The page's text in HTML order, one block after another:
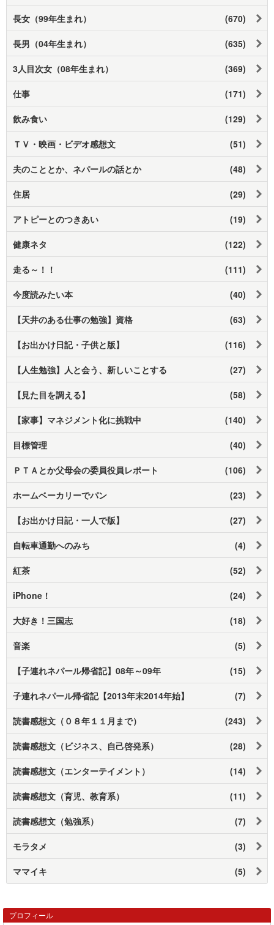
長女（99年生まれ） (670)
長男（04年生まれ） (635)
3人目次女（08年生まれ） (369)
仕事 (171)
飲み食い (129)
ＴＶ・映画・ビデオ感想文 (51)
夫のこととか、ネパールの話とか (48)
住居 (29)
アトピーとのつきあい (19)
健康ネタ (122)
走る～！！ (111)
今度読みたい本 (40)
【天井のある仕事の勉強】資格 (63)
【お出かけ日記・子供と版】 (116)
【人生勉強】人と会う、新しいことする (27)
【見た目を調える】 (58)
【家事】マネジメント化に挑戦中 (140)
目標管理 (40)
ＰＴＡとか父母会の委員役員レポート (106)
ホームベーカリーでパン (23)
【お出かけ日記・一人で版】 (27)
自転車通勤へのみち (4)
紅茶 (52)
iPhone！ (24)
大好き！三国志 (18)
音楽 (5)
【子連れネパール帰省記】08年～09年 (15)
子連れネパール帰省記【2013年末2014年始】 (7)
読書感想文（０８年１１月まで） (243)
読書感想文（ビジネス、自己啓発系） (28)
読書感想文（エンターテイメント） (14)
読書感想文（育児、教育系） (11)
読書感想文（勉強系） (7)
モラタメ (3)
ママイキ (5)
プロフィール